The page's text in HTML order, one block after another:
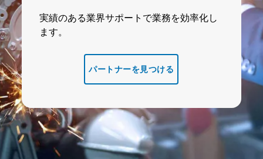
実績のある業界サポートで業務を効率化し
ます。
パートナーを見つける